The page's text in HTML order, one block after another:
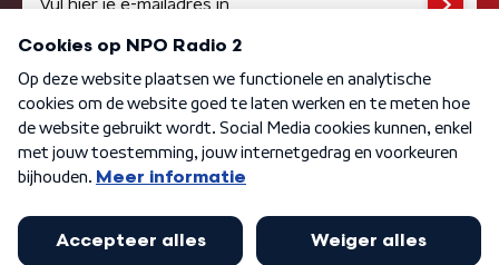
Algemene voorwaarden